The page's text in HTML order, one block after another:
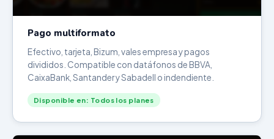
Pago multiformato
Efectivo, tarjeta, Bizum, vales empresa y pagos
divididos. Compatible con datáfonos de BBVA,
CaixaBank, Santander y Sabadell o indendiente.
Disponible en: Todos los planes